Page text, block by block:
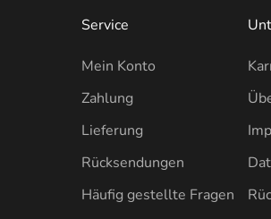
Service
Mein Konto
Zahlung
Lieferung
Rücksendungen
Häufig gestellte Fragen